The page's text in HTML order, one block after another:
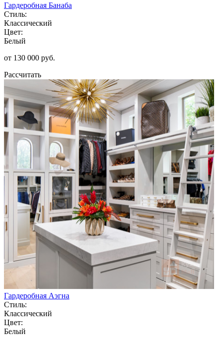
Гардеробная Банаба
Стиль:
Классический
Цвет:
Белый
от 130 000 руб.
Рассчитать
Гардеробная Аэгна
Стиль:
Классический
Цвет:
Белый